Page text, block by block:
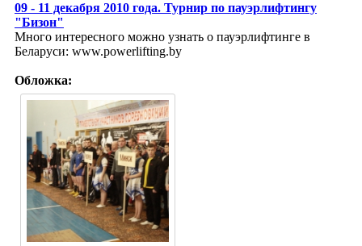
09 - 11 декабря 2010 года. Турнир по пауэрлифтингу
"Бизон"
Много интересного можно узнать о пауэрлифтинге в
Беларуси: www.powerlifting.by
Обложка: